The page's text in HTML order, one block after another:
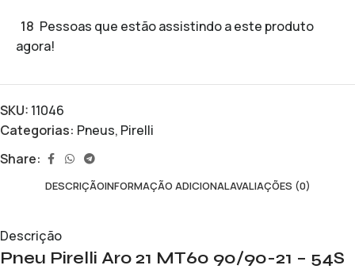
18 Pessoas que estão assistindo a este produto
agora!
SKU: 11046
Categorias: Pneus, Pirelli
Share:
DESCRIÇÃOINFORMAÇÃO ADICIONALAVALIAÇÕES (0)
Descrição
Pneu Pirelli Aro 21 MT60 90/90-21 – 54S